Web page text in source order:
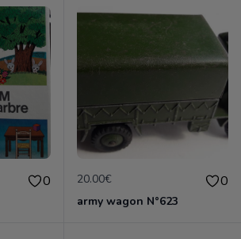
0 20.00€ 0
army wagon N°623